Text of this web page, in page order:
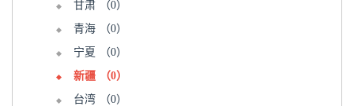
甘肃
（0）
青海
（0）
宁夏
（0）
新疆
（0）
台湾
（0）